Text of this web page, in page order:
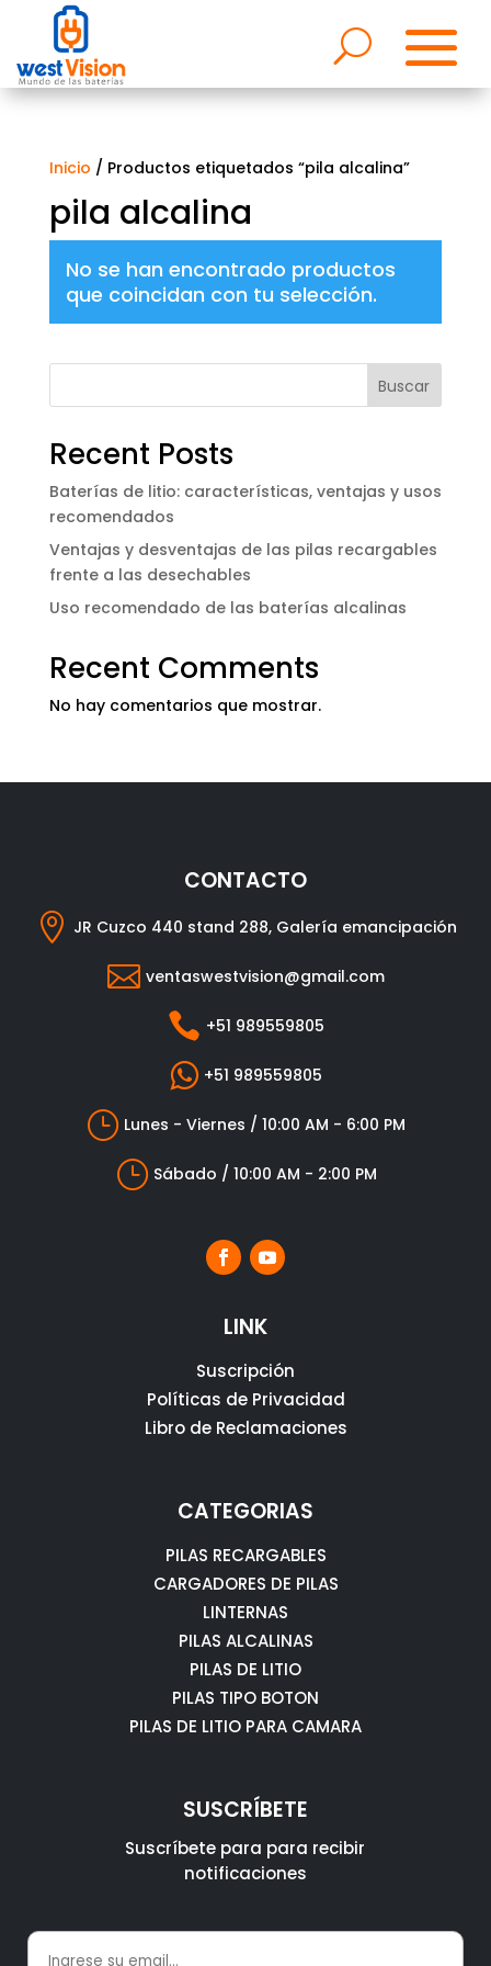
Inicio / Productos etiquetados “pila alcalina”
pila alcalina
No se han encontrado productos
que coincidan con tu selección.
Buscar
Recent Posts
Baterías de litio: características, ventajas y usos
recomendados
Ventajas y desventajas de las pilas recargables
frente a las desechables
Uso recomendado de las baterías alcalinas
Recent Comments
No hay comentarios que mostrar.
CONTACTO
 JR Cuzco 440 stand 288, Galería emancipación
 ventaswestvision@gmail.com
 +51 989559805
 +51 989559805
} Lunes - Viernes / 10:00 AM - 6:00 PM
} Sábado / 10:00 AM - 2:00 PM
LINK
Suscripción
Políticas de Privacidad
Libro de Reclamaciones
CATEGORIAS
PILAS RECARGABLES
CARGADORES DE PILAS
LINTERNAS
PILAS ALCALINAS
PILAS DE LITIO
PILAS TIPO BOTON
PILAS DE LITIO PARA CAMARA
SUSCRÍBETE
Suscríbete para para recibir
notificaciones